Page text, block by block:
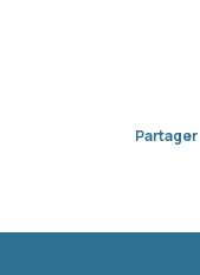
Partager